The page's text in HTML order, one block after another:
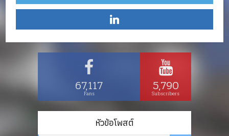
67,117
Fans 5,790
Subscribers
หัวข้อโพสต์